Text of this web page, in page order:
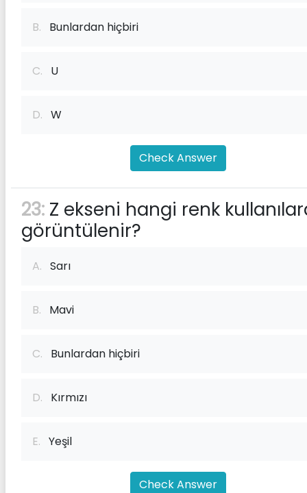
B. Bunlardan hiçbiri
C. U
D. W
Check Answer
23: Z ekseni hangi renk
görüntülenir?
A. Sarı
B. Mavi
C. Bunlardan hiçbiri
D. Kırmızı
E. Yeşil
Check Answer